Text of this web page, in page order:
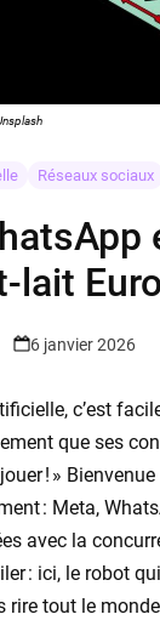
Réseaux sociaux
lait
6 janvier 2026
c’est
que ses
! »
: Meta,
avec la
: ici, le robot
rire tout le